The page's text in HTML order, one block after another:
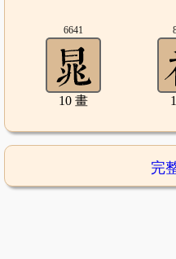
6641
10 畫
完